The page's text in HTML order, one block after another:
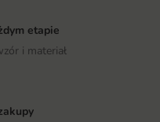
etapie
i materiał